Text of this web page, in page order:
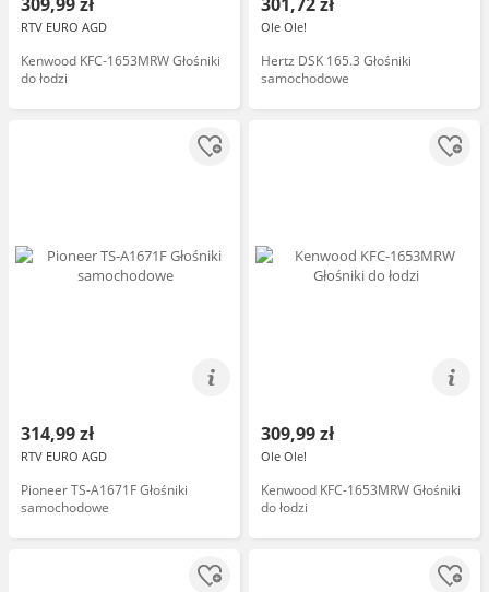
RTV EURO AGD
Kenwood KFC-1653MRW Głośniki
do łodzi
Ole Ole!
Hertz DSK 165.3 Głośniki
samochodowe
314,99 zł
RTV EURO AGD
Pioneer TS-A1671F Głośniki
samochodowe
309,99 zł
Ole Ole!
Kenwood KFC-1653MRW Głośniki
do łodzi